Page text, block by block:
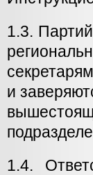
1.3.
и
1.4.